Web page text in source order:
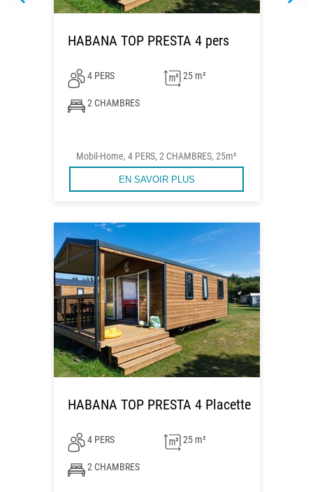
HABANA TOP PRESTA 4 pers
4 PERS 25 m²
2 CHAMBRES
Mobil-Home, 4 PERS, 2 CHAMBRES, 25m²
EN SAVOIR PLUS
HABANA TOP PRESTA 4 Placette
4 PERS 25 m²
2 CHAMBRES